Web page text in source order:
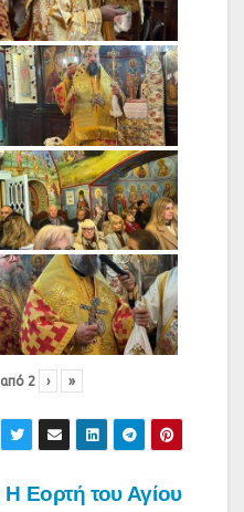
από 2 › »
Η Εορτή του Αγίου